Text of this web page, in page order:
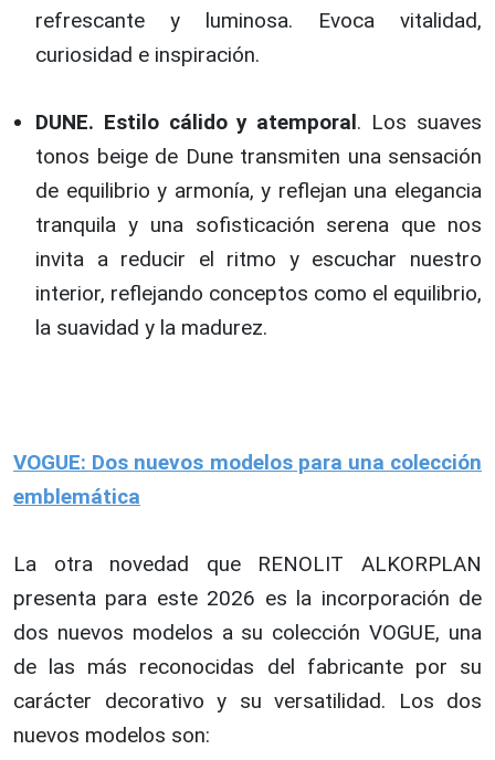
refrescante y luminosa. Evoca vitalidad,
curiosidad e inspiración.
DUNE. Estilo cálido y atemporal. Los suaves
tonos beige de Dune transmiten una sensación
de equilibrio y armonía, y reflejan una elegancia
tranquila y una sofisticación serena que nos
invita a reducir el ritmo y escuchar nuestro
interior, reflejando conceptos como el equilibrio,
la suavidad y la madurez.
VOGUE: Dos nuevos modelos para una colección
emblemática
La otra novedad que RENOLIT ALKORPLAN
presenta para este 2026 es la incorporación de
dos nuevos modelos a su colección VOGUE, una
de las más reconocidas del fabricante por su
carácter decorativo y su versatilidad. Los dos
nuevos modelos son: